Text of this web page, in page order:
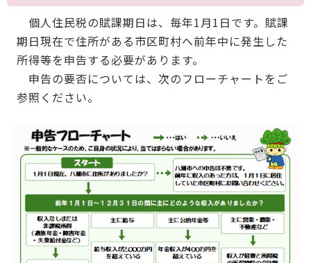
個人住民税の賦課期日は、毎年1月1日です。賦課
期日現在で住所がある市区町村へ前年中に発生した
所得等を申告する必要があります。
申告の要否については、次のフローチャートをご
参照ください。